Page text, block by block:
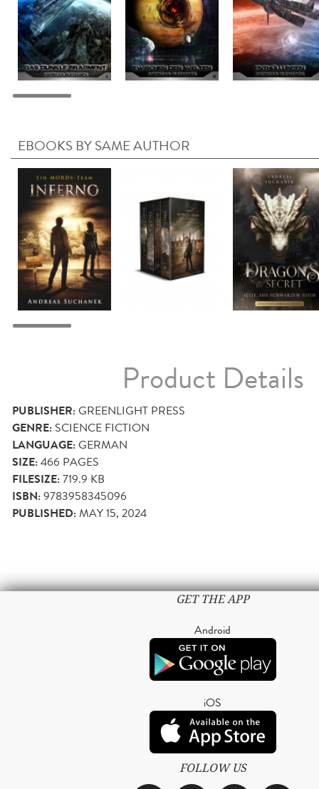
EBOOKS BY SAME AUTHOR
Product Details
PUBLISHER:GREENLIGHT PRESS
GENRE: SCIENCE FICTION
LANGUAGE:GERMAN
SIZE:466 PAGES
FILESIZE:719.9 KB
ISBN:9783958345096
PUBLISHED:MAY 15, 2024
GET THE APP
Android
iOS
FOLLOW US